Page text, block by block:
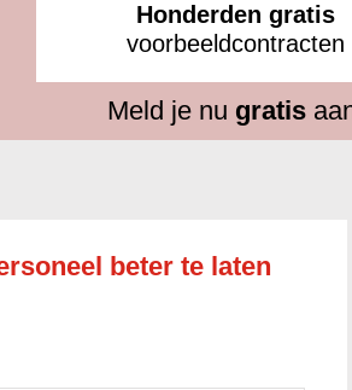
Honderden gratis
voorbeeldcontracten
Meld je nu gratis
beter te laten